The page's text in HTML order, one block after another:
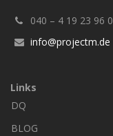
040 – 4 19 23 96 0
info@projectm.de
Links
Fußbereich
DQ
BLOG